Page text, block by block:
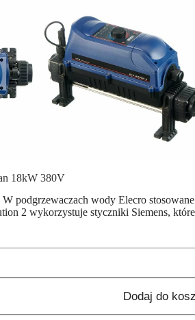
18kW 380V
podgrzewaczach wody Elecro
2 wykorzystuje styczniki Siemens,
Dodaj do